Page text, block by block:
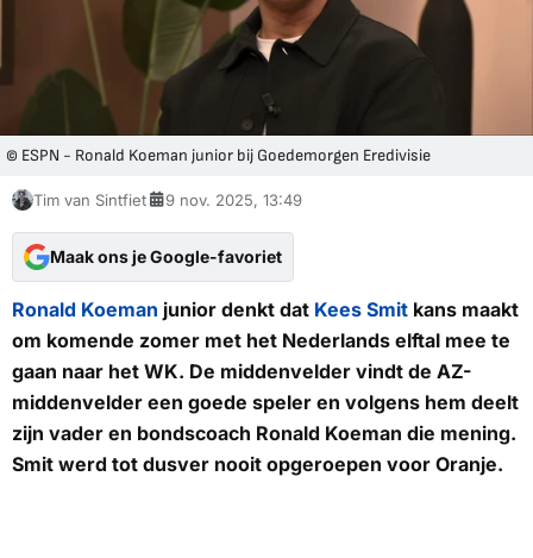
© ESPN - Ronald Koeman junior bij Goedemorgen Eredivisie
Tim van Sintfiet 9 nov. 2025, 13:49
Maak ons je Google-favoriet
Ronald Koeman junior denkt dat Kees Smit kans maakt
om komende zomer met het Nederlands elftal mee te
gaan naar het WK. De middenvelder vindt de AZ-
middenvelder een goede speler en volgens hem deelt
zijn vader en bondscoach Ronald Koeman die mening.
Smit werd tot dusver nooit opgeroepen voor Oranje.